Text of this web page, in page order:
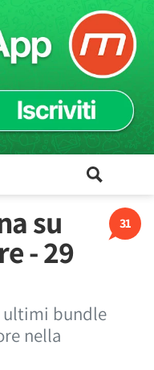
31
su
- 29
ultimi bundle
nella